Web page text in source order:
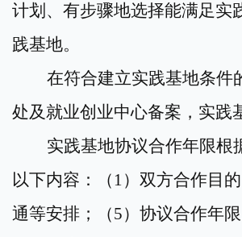
计划、有步骤地选择能满足实
践基地。
在符合建立实践基地条件
处及就业创业中心备案， 实践
实践基地协议合作年限根
以下内容：（ 1）双方合作目
通等安排；（5）协议合作年限